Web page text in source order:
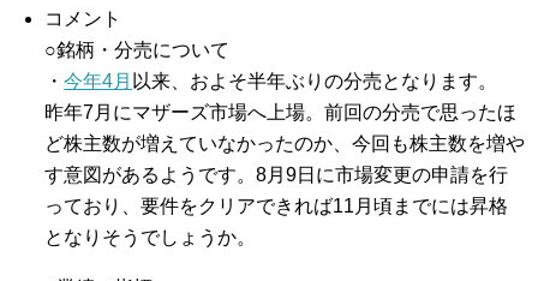
コメント
○銘柄・分売について
・今年4月 以来、およそ半年ぶりの分売となります。
昨年7月にマザーズ市場へ上場。前回の分売で思ったほ
ど株主数が増えていなかったのか、今回も株主数を増や
す意図があるようです。8月9日に市場変更の申請を行
っており、要件をクリアできれば11月頃までには昇格
となりそうでしょうか。